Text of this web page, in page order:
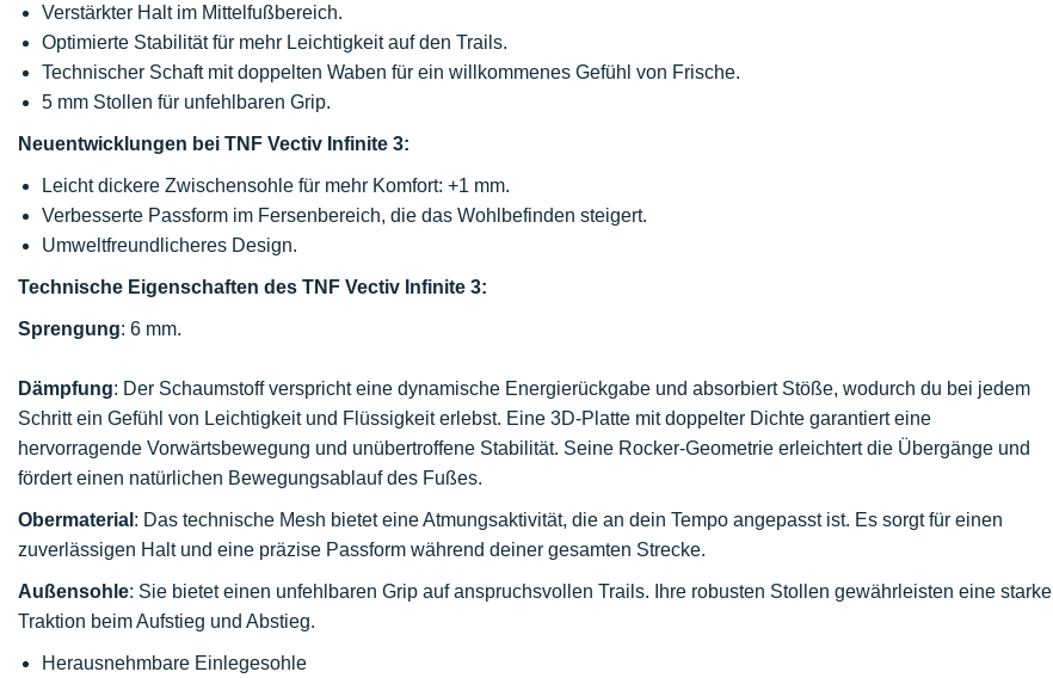
Verstärkter Halt im Mittelfußbereich.
Optimierte Stabilität für mehr Leichtigkeit auf den Trails.
Technischer Schaft mit doppelten Waben für ein willkommenes Gefühl von Frische.
5 mm Stollen für unfehlbaren Grip.
Neuentwicklungen bei TNF Vectiv Infinite 3:
Leicht dickere Zwischensohle für mehr Komfort: +1 mm.
Verbesserte Passform im Fersenbereich, die das Wohlbefinden steigert.
Umweltfreundlicheres Design.
Technische Eigenschaften des TNF Vectiv Infinite 3:
Sprengung: 6 mm.
Dämpfung: Der Schaumstoff verspricht eine dynamische Energierückgabe und absorbiert Stöße, wodurch du bei jedem
Schritt ein Gefühl von Leichtigkeit und Flüssigkeit erlebst. Eine 3D-Platte mit doppelter Dichte garantiert eine
hervorragende Vorwärtsbewegung und unübertroffene Stabilität. Seine Rocker-Geometrie erleichtert die Übergänge und
fördert einen natürlichen Bewegungsablauf des Fußes.
Obermaterial : Das technische Mesh bietet eine Atmungsaktivität, die an dein Tempo angepasst ist. Es sorgt für einen
zuverlässigen Halt und eine präzise Passform während deiner gesamten Strecke.
Außensohle: Sie bietet einen unfehlbaren Grip auf anspruchsvollen Trails. Ihre robusten Stollen gewährleisten eine starke
Traktion beim Aufstieg und Abstieg.
Herausnehmbare Einlegesohle